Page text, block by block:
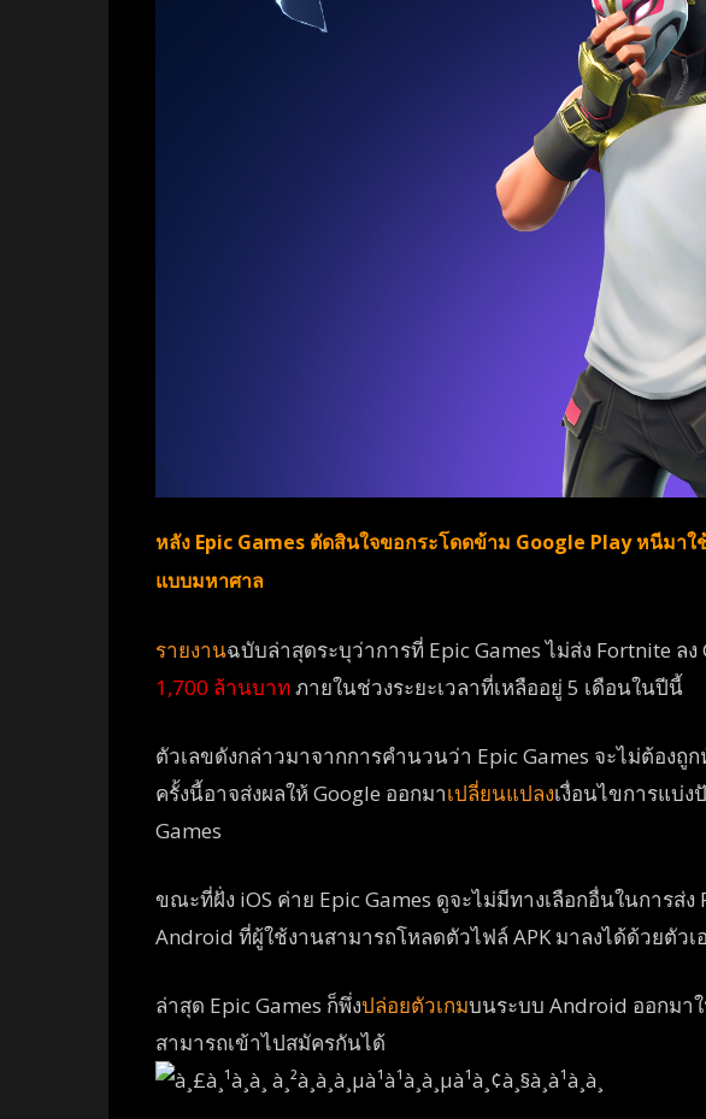
หลัง Epic Games ตัดสินใจขอกระโดดข้าม Google Play หนีมาใ
แบบมหาศาล
รายงานฉบับล่าสุดระบุว่าการที่ Epic Games ไม่ส่ง Fortnite ลง
1,700 ล้านบาท ภายในช่วงระยะเวลาที่เหลืออยู่ 5 เดือนในปีนี้
ตัวเลขดังกล่าวมาจากการคำนวนว่า Epic Games จะไม่ต้อง
ครั้งนี้อาจส่งผลให้ Google ออกมาเปลี่ยนแปลงเงื่อนไขการแบ่
Games
ขณะที่ฝั่ง iOS ค่าย Epic Games ดูจะไม่มีทางเลือกอื่นในการส่
Android ที่ผู้ใช้งานสามารถโหลดตัวไฟล์ APK มาลงได้ด้วยตัวเ
ล่าสุด Epic Games ก็พึ่งปล่อยตัวเกมบนระบบ Android ออกมา
สามารถเข้าไปสมัครกันได้